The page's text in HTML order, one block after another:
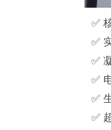
✅
✅
✅
✅
✅
✅